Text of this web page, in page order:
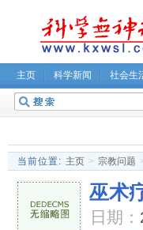
主页 科学新闻 社会生
无神论坛
当前位置: 主页 > 宗教问题
巫术
日期：